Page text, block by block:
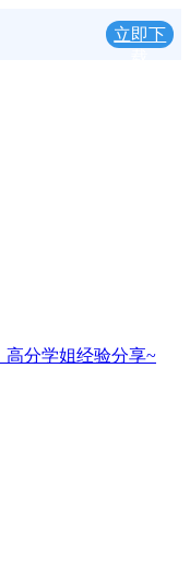
立即下
高分学姐经验分享~